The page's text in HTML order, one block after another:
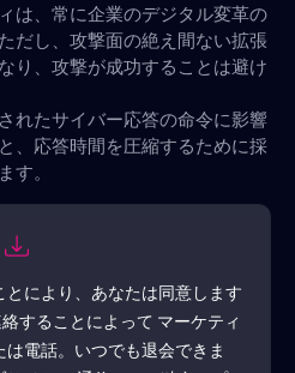
は、常に企業のデジタル変革の
だし、攻撃面の絶え間ない拡張
り、攻撃が成功することは避け
れたサイバー応答の命令に影響
、応答時間を圧縮するために採
す。
により、あなたは同意します
することによって マーケティ
電話。いつでも退会できま